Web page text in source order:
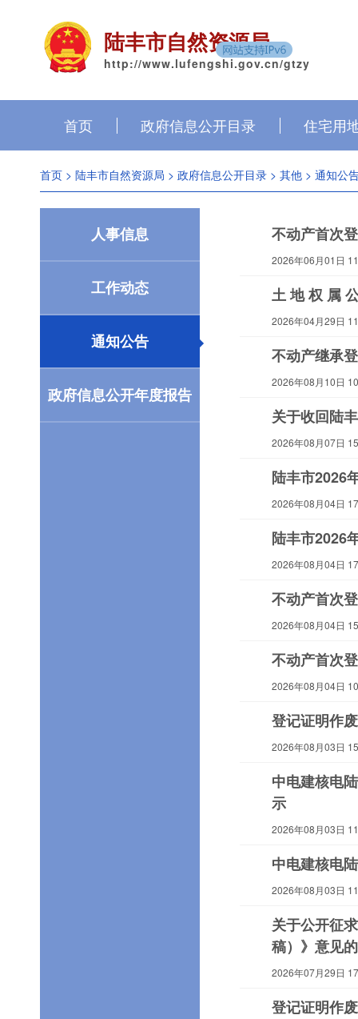
陆丰市自然资源局
http://www.lufengshi.gov.cn/gtzy
首页 政府信息公开目录 住宅用
首页 > 陆丰市自然资源局 > 政府信息公开目录 > 其他 > 通知公
人事信息
工作动态
通知公告
政府信息公开年度报告
不动产首次
2026年06月01日
土 地 权 属
2026年04月29日
不动产继承
2026年08月10日
关于收回陆
2026年08月07日
陆丰市2026
2026年08月04日
陆丰市2026
2026年08月04日
不动产首次
2026年08月04日
不动产首次
2026年08月04日
登记证明作
2026年08月03日
中电建核电
示
2026年08月03日
中电建核电
2026年08月03日
关于公开征
稿）》意见
2026年07月29日
登记证明作